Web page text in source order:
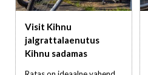
Visit Kihnu
jalgrattalaenutus
Kihnu sadamas